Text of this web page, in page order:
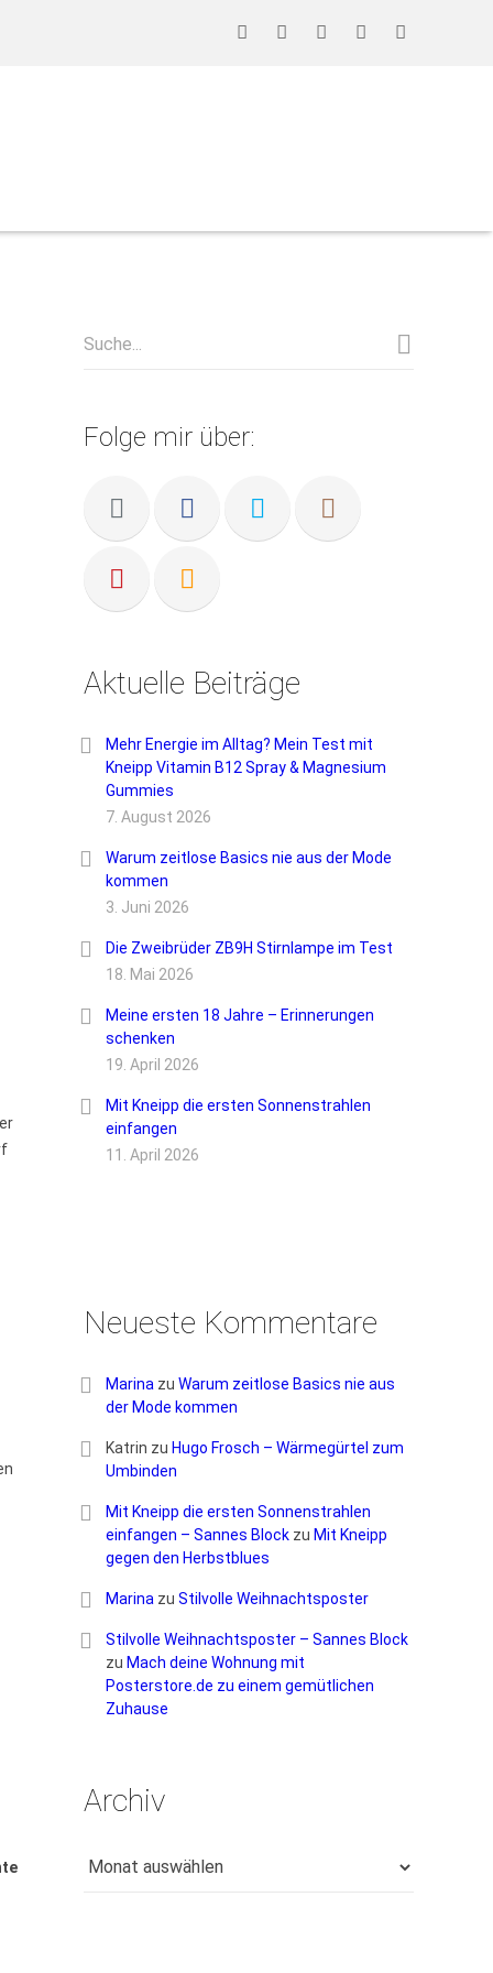
Folge mir über:
Aktuelle Beiträge
Mehr Energie im Alltag? Mein Test mit
Kneipp Vitamin B12 Spray & Magnesium
Gummies
7. August 2026
Warum zeitlose Basics nie aus der Mode
kommen
3. Juni 2026
Die Zweibrüder ZB9H Stirnlampe im Test
18. Mai 2026
Meine ersten 18 Jahre – Erinnerungen
schenken
19. April 2026
Mit Kneipp die ersten Sonnenstrahlen
einfangen
11. April 2026
Neueste Kommentare
Marina zu Warum zeitlose Basics nie aus
der Mode kommen
Katrin zu Hugo Frosch – Wärmegürtel zum
Umbinden
Mit Kneipp die ersten Sonnenstrahlen
einfangen – Sannes Block zu Mit Kneipp
gegen den Herbstblues
Marina zu Stilvolle Weihnachtsposter
Stilvolle Weihnachtsposter – Sannes Block
zu Mach deine Wohnung mit
Posterstore.de zu einem gemütlichen
Zuhause
Archiv